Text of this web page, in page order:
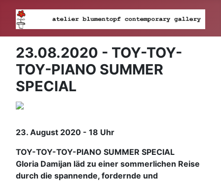
23.08.2020 - TOY-TOY-
TOY-PIANO SUMMER
SPECIAL
23. August 2020 - 18 Uhr
TOY-TOY-TOY-PIANO SUMMER SPECIAL
Gloria Damijan läd zu einer sommerlichen Reise
durch die spannende, fordernde und